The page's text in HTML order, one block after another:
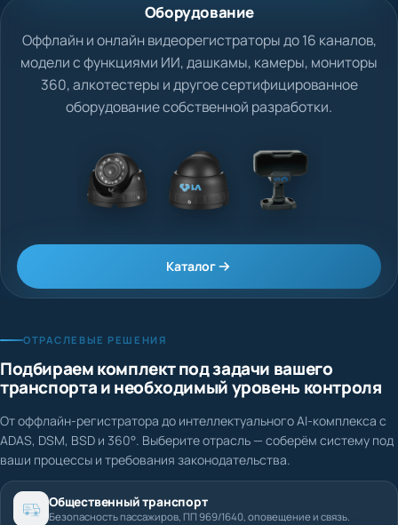
Оборудование
Оффлайн и онлайн видеорегистраторы до 16 каналов,
модели с функциями ИИ, дашкамы, камеры, мониторы
360, алкотестеры и другое сертифицированное
оборудование собственной разработки.
Каталог
ОТРАСЛЕВЫЕ РЕШЕНИЯ
Подбираем комплект под задачи вашего
транспорта и необходимый уровень контроля
От оффлайн-регистратора до интеллектуального AI-комплекса с
ADAS, DSM, BSD и 360°. Выберите отрасль — соберём систему под
ваши процессы и требования законодательства.
Общественный транспорт
Безопасность пассажиров, ПП 969/1640, оповещение и связь.